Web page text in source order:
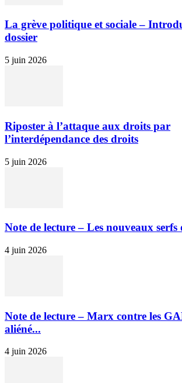
La grève politique et sociale –
dossier
5 juin 2026
Riposter à l’attaque aux droits par
l’interdépendance des droits
5 juin 2026
Note de lecture – Les nouveaux serfs
4 juin 2026
Note de lecture – Marx contre les
aliéné...
4 juin 2026